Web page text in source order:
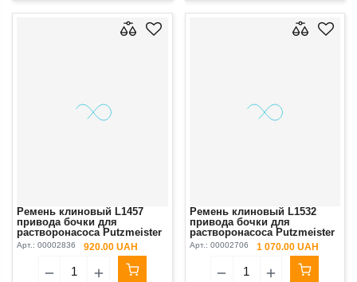
Ремень клиновый L1457
привода бочки для
растворонасоса Putzmeister
3241/Estromat
Арт.: 00002836 920.00 UAH
Ремень клиновый L1532
привода бочки для
растворонасоса Putzmeister
3242/Estromat (Стандарт)
Арт.: 00002706 1 070.00 UAH